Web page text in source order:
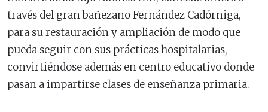
través del gran bañezano Fernández Cadórniga,
para su restauración y ampliación de modo que
pueda seguir con sus prácticas hospitalarias,
convirtiéndose además en centro educativo donde
pasan a impartirse clases de enseñanza primaria.